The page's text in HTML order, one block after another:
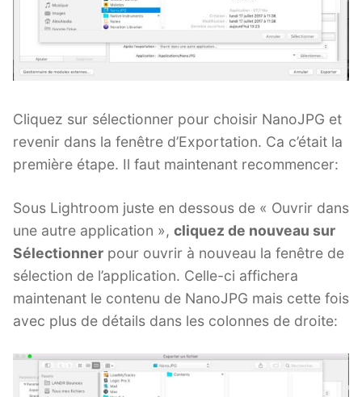
Cliquez sur sélectionner pour choisir NanoJPG et
revenir dans la fenêtre d’Exportation. Ca c’était la
première étape. Il faut maintenant recommencer:
Sous Lightroom juste en dessous de « Ouvrir dans
une autre application », cliquez de nouveau sur
Sélectionner pour ouvrir à nouveau la fenêtre de
sélection de l’application. Celle-ci affichera
maintenant le contenu de NanoJPG mais cette fois
avec plus de détails dans les colonnes de droite: